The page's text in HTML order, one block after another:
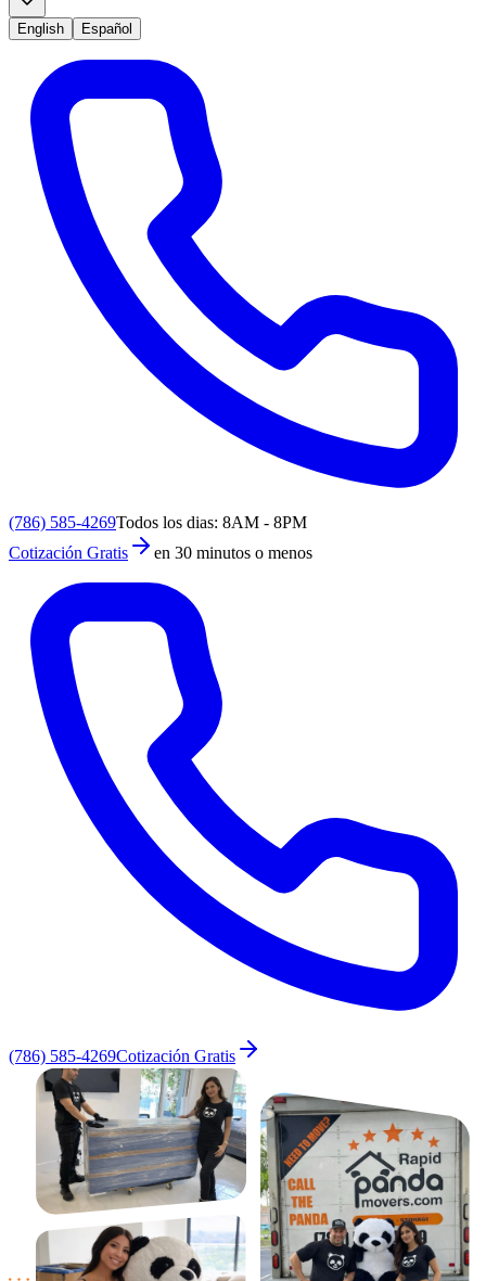
English Español
(786) 585-4269Todos los dias: 8AM - 8PM
Cotización Gratis
en 30 minutos o menos
(786) 585-4269Cotización Gratis